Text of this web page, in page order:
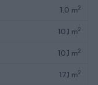
1,0 m2
10,1 m2
10,1 m2
17,1 m2